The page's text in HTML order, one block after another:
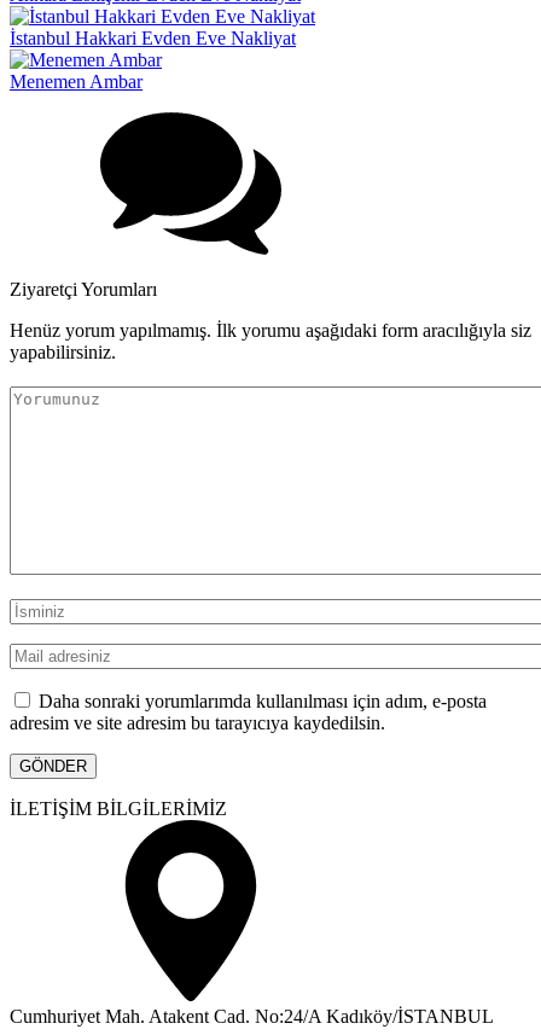
İstanbul Hakkari Evden Eve Nakliyat
Menemen Ambar
Ziyaretçi Yorumları
Henüz yorum yapılmamış. İlk yorumu aşağıdaki form aracılığıyla siz
yapabilirsiniz.
Daha sonraki yorumlarımda kullanılması için adım, e-posta
adresim ve site adresim bu tarayıcıya kaydedilsin.
İLETİŞİM BİLGİLERİMİZ
Cumhuriyet Mah. Atakent Cad. No:24/A Kadıköy/İSTANBUL